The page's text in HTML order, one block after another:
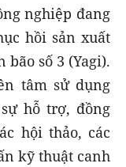
nghiệp đang
hồi sản xuất
số 3 (Yagi).
tâm sử dụng
hỗ trợ, đồng
hội thảo, các
kỹ thuật canh